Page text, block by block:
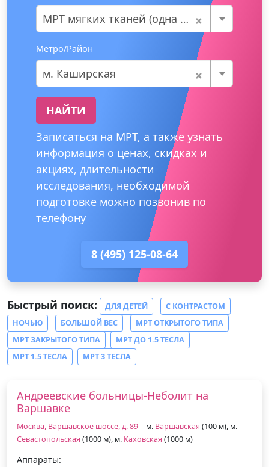
×
МРТ мягких тканей (одна область)
Метро/Район
×
м. Каширская
НАЙТИ
Записаться на МРТ, а также узнать
информация о ценах, скидках и
акциях, длительности
исследования, необходимой
подготовке можно позвонив по
телефону
8 (495) 125-08-64
Быстрый поиск: ДЛЯ ДЕТЕЙ
С КОНТРАСТОМ
НОЧЬЮ
БОЛЬШОЙ ВЕС
МРТ ОТКРЫТОГО ТИПА
МРТ ЗАКРЫТОГО ТИПА
МРТ ДО 1.5 ТЕСЛА
МРТ 1.5 ТЕСЛА
МРТ 3 ТЕСЛА
Андреевские больницы-Неболит на
Варшавке
Москва, Варшавское шоссе, д. 89 | м. Варшавская (100 м), м.
Севастопольская (1000 м), м. Каховская (1000 м)
Аппараты: